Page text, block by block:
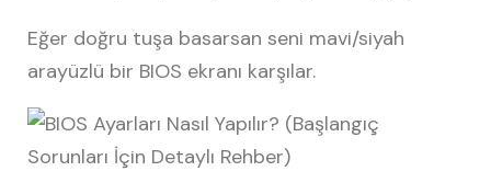
Eğer doğru tuşa basarsan seni mavi/siyah
arayüzlü bir BIOS ekranı karşılar.